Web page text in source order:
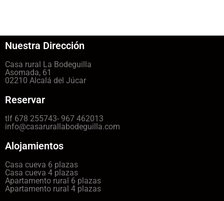
Nuestra Dirección
Casa rural La Bodeguilla
Asomada, 61
02210 Alcalá del Júcar
Reservar
tlf 678 255743- 967 462013
info@casarurallabodeguilla.com
Alojamientos
Casa cueva 6 plazas
Casa cueva 4 plazas
Apartamento rural 6 plazas
Apartamento rural 4 plazas